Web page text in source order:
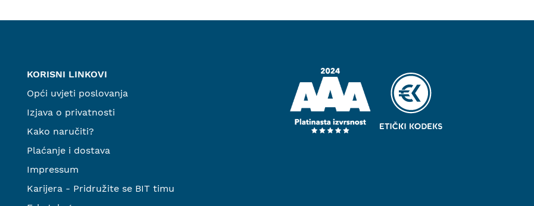
KORISNI LINKOVI
Opći uvjeti poslovanja
Izjava o privatnosti
Kako naručiti?
Plaćanje i dostava
Impressum
Karijera - Pridružite se BIT timu